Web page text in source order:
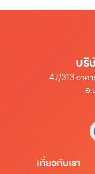
บริ
47/313 อาค
อ.
เกี่ยวกับเรา